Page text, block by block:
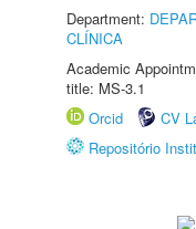
Department:
CLÍNICA
Academic
title: MS-3.1
Orcid
CV
Repositório